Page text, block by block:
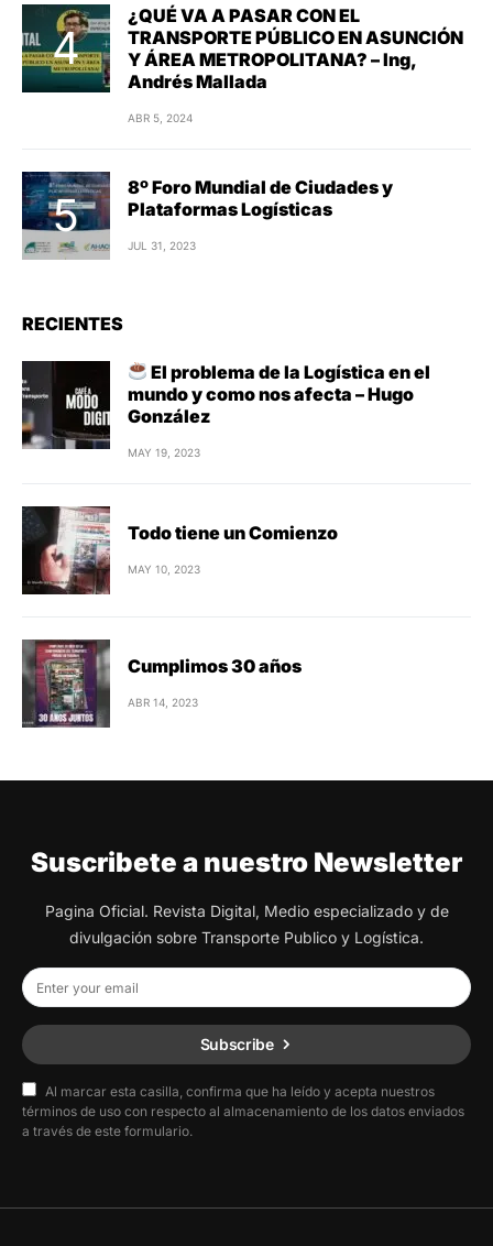
¿QUÉ VA A PASAR CON EL
TRANSPORTE PÚBLICO EN ASUNCIÓN
Y ÁREA METROPOLITANA? – Ing,
Andrés Mallada
ABR 5, 2024
8º Foro Mundial de Ciudades y
Plataformas Logísticas
JUL 31, 2023
RECIENTES
El problema de la Logística en el
mundo y como nos afecta – Hugo
González
MAY 19, 2023
Todo tiene un Comienzo
MAY 10, 2023
Cumplimos 30 años
ABR 14, 2023
Suscribete a nuestro Newsletter
Pagina Oficial. Revista Digital, Medio especializado y de
divulgación sobre Transporte Publico y Logística.
Subscribe
Al marcar esta casilla, confirma que ha leído y acepta nuestros
términos de uso con respecto al almacenamiento de los datos enviados
a través de este formulario.